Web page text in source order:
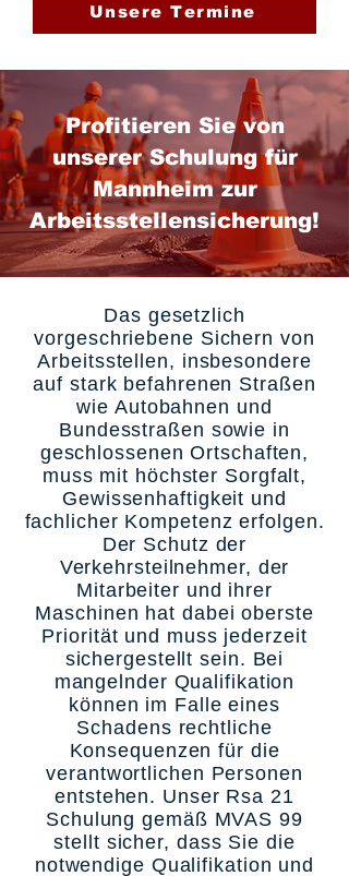
Unsere Termine
Profitieren Sie von
unserer Schulung für
Mannheim zur
Arbeitsstellensicherung!
Das gesetzlich
vorgeschriebene Sichern von
Arbeitsstellen, insbesondere
auf stark befahrenen Straßen
wie Autobahnen und
Bundesstraßen sowie in
geschlossenen Ortschaften,
muss mit höchster Sorgfalt,
Gewissenhaftigkeit und
fachlicher Kompetenz erfolgen.
Der Schutz der
Verkehrsteilnehmer, der
Mitarbeiter und ihrer
Maschinen hat dabei oberste
Priorität und muss jederzeit
sichergestellt sein. Bei
mangelnder Qualifikation
können im Falle eines
Schadens rechtliche
Konsequenzen für die
verantwortlichen Personen
entstehen. Unser Rsa 21
Schulung gemäß MVAS 99
stellt sicher, dass Sie die
notwendige Qualifikation und